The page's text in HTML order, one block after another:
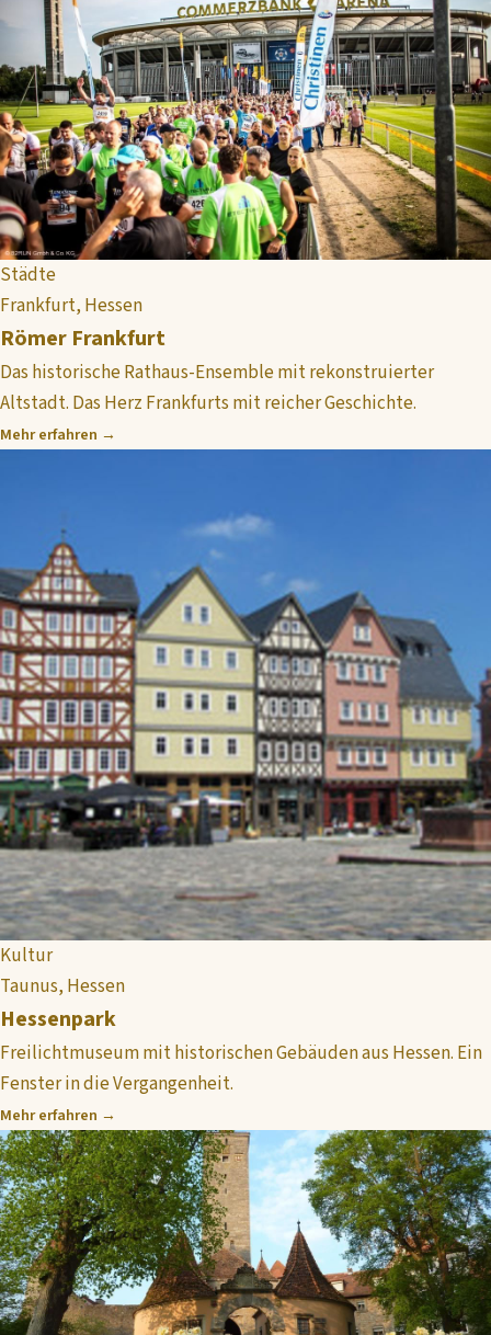
Städte
Frankfurt, Hessen
Römer Frankfurt
Das historische Rathaus-Ensemble mit rekonstruierter
Altstadt. Das Herz Frankfurts mit reicher Geschichte.
Mehr erfahren →
Kultur
Taunus, Hessen
Hessenpark
Freilichtmuseum mit historischen Gebäuden aus Hessen. Ein
Fenster in die Vergangenheit.
Mehr erfahren →